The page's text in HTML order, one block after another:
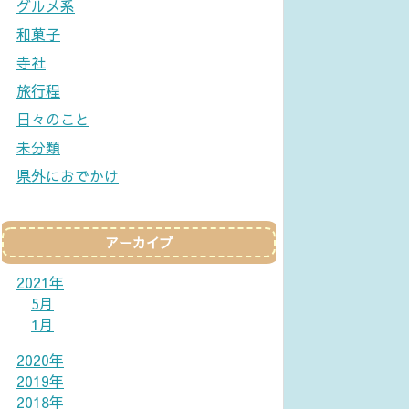
グルメ系
和菓子
寺社
旅行程
日々のこと
未分類
県外におでかけ
アーカイブ
2021年
5月
1月
2020年
2019年
2018年